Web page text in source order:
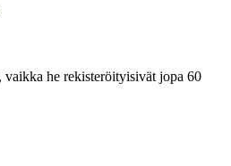
vaikka he rekisteröityisivät jopa 60